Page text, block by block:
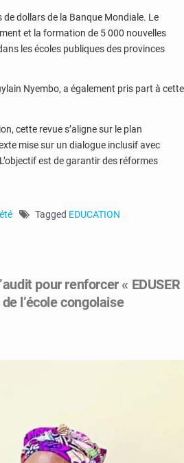
de dollars de la Banque Mondiale. Le
et la formation de 5 000 nouvelles
les écoles publiques des provinces
Nyembo, a également pris part à cette
cette revue s’aligne sur le plan
mise sur un dialogue inclusif avec
est de garantir des réformes
Tagged EDUCATION
pour renforcer « EDUSER
l’école congolaise